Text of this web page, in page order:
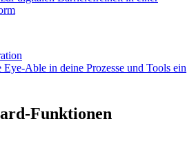
Eye-Able in deine Prozesse und Tools ein
Funktionen